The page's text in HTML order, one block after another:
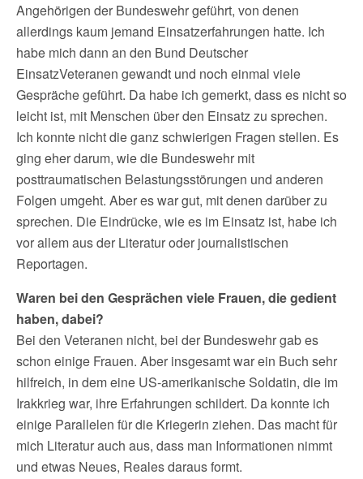
Angehörigen der Bundeswehr geführt, von denen
allerdings kaum jemand Einsatzerfahrungen hatte. Ich
habe mich dann an den Bund Deutscher
EinsatzVeteranen gewandt und noch einmal viele
Gespräche geführt. Da habe ich gemerkt, dass es nicht so
leicht ist, mit Menschen über den Einsatz zu sprechen.
Ich konnte nicht die ganz schwierigen Fragen stellen. Es
ging eher darum, wie die Bundeswehr mit
posttraumatischen Belastungsstörungen und anderen
Folgen umgeht. Aber es war gut, mit denen darüber zu
sprechen. Die Eindrücke, wie es im Einsatz ist, habe ich
vor allem aus der Literatur oder journalistischen
Reportagen.
Waren bei den Gesprächen viele Frauen, die gedient
haben, dabei?
Bei den Veteranen nicht, bei der Bundeswehr gab es
schon einige Frauen. Aber insgesamt war ein Buch sehr
hilfreich, in dem eine US-amerikanische Soldatin, die im
Irakkrieg war, ihre Erfahrungen schildert. Da konnte ich
einige Parallelen für die Kriegerin ziehen. Das macht für
mich Literatur auch aus, dass man Informationen nimmt
und etwas Neues, Reales daraus formt.